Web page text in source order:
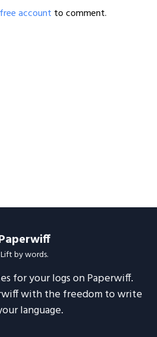
account to comment.
Lift by words.
for your logs on Paperwiff.
with the freedom to write
language.